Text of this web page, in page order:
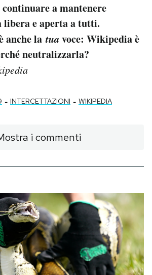
a mantenere
libera e aperta a tutti.
anche latua voce: Wikipedia è
neutralizzarla?
- INTERCETTAZIONI - WIKIPEDIA
i commenti